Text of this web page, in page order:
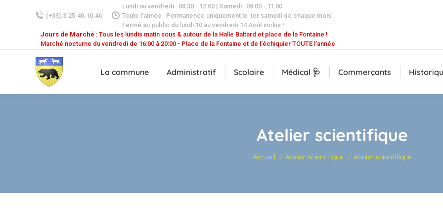
(+33).3.25.40.10.46
Lundi au vendredi : 08:30 - 12:00 | Samedi : 09:00 - 11:00
Toute l'année : Permanence uniquement le 1er samedi de chaque mois.
Fermé au public du lundi 10 au vendredi 14 Août inclus !
Jours de Marché : Tous les lundis matin sous & autour de la Halle Baltard et place de la Fontaine !
Marché nocturne du vendredi de 16:00 à 20:00 - Place de la Fontaine et de l'échiquier TOUTE l'année
La commune Administratif Scolaire Médical 🩺 Commerçants
Atelier scientifique
Vous êtes ici :
Accueil Atelier scientifique Atelier scientifique